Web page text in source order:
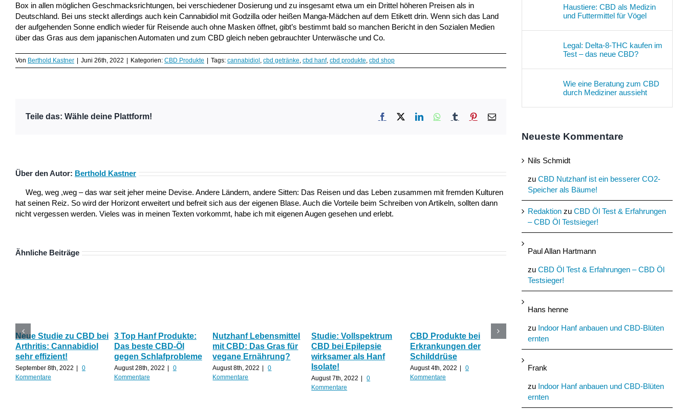
Box in allen möglichen Geschmacksrichtungen, bei verschiedener Dosierung und zu insgesamt etwa um ein Drittel höheren Preisen als in
Deutschland. Bei uns steckt allerdings auch kein Cannabidiol mit Godzilla oder heißen Manga-Mädchen auf dem Etikett drin. Wenn sich das Land
der aufgehenden Sonne endlich wieder für Reisende auch ohne Masken öffnet, gibt’s bestimmt bald so manchen Bericht in den Sozialen Medien
über das Gras aus dem japanischen Automaten und zum CBD gleich neben gebrauchter Unterwäsche und Co.
Von Berthold Kastner | Juni 26th, 2022 | Kategorien: CBD Produkte | Tags: cannabidiol, cbd getränke, cbd hanf, cbd produkte, cbd shop
Teile das: Wähle deine Plattform! Facebook
X LinkedInWhatsApp
TumblrPinterest
E-
Über den Autor: Berthold Kastner
Weg, weg ,weg – das war seit jeher meine Devise. Andere Ländern, andere Sitten: Das Reisen und das Leben zusammen mit fremden Kulturen
hat seinen Reiz. So wird der Horizont erweitert und befreit sich aus der eigenen Blase. Auch die Vorteile beim Schreiben von Artikeln, sollten dann
nicht vergessen werden. Vieles was in meinen Texten vorkommt, habe ich mit eigenen Augen gesehen und erlebt.
Ähnliche Beiträge
Neue Studie zu CBD bei
Arthritis: Cannabidiol
sehr effizient!
September 8th, 2022 |
0
Kommentare
3 Top Hanf Produkte:
Das beste CBD-Öl
gegen Schlafprobleme
August 28th, 2022 |
0
Kommentare
Nutzhanf Lebensmittel
mit CBD: Das Gras für
vegane Ernährung?
August 8th, 2022 |
0
Kommentare
Studie: Vollspektrum
CBD bei Epilepsie
wirksamer als Hanf
Isolate!
August 7th, 2022 |
0
Kommentare
CBD Produkte bei
Erkrankungen der
Schilddrüse
August 4th, 2022 |
0
Kommentare
CBD Blüten im Online
anbauen?
Juli 30th, 2022
Haustiere: CBD als Medizin
und Futtermittel für Vögel
Legal: Delta-8-THC kaufen im
Test – das neue CBD?
Wie eine Beratung zum CBD
durch Mediziner aussieht
Neueste Kommentare
Nils Schmidt
zu CBD Nutzhanf ist ein besserer CO2-
Speicher als Bäume!
Redaktion zu CBD Öl Test & Erfahrungen
– CBD Öl Testsieger!
Paul Allan Hartmann
zu CBD Öl Test & Erfahrungen – CBD Öl
Testsieger!
Hans henne
zu Indoor Hanf anbauen und CBD-Blüten
ernten
Frank
zu Indoor Hanf anbauen und CBD-Blüten
ernten